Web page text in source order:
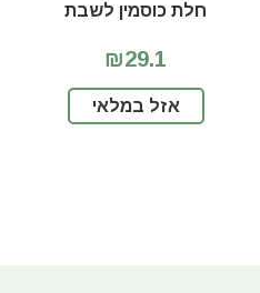
חלת כוסמין לשבת
₪29.1
אזל במלאי